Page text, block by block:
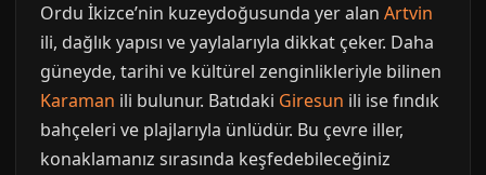
Ordu İkizce’nin kuzeydoğusunda yer alan Artvin
ili, dağlık yapısı ve yaylalarıyla dikkat çeker. Daha
güneyde, tarihi ve kültürel zenginlikleriyle bilinen
Karaman ili bulunur. Batıdaki Giresun ili ise fındık
bahçeleri ve plajlarıyla ünlüdür. Bu çevre iller,
konaklamanız sırasında keşfedebileceğiniz